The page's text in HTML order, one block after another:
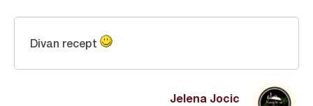
Jelena Jocic
Divan recept